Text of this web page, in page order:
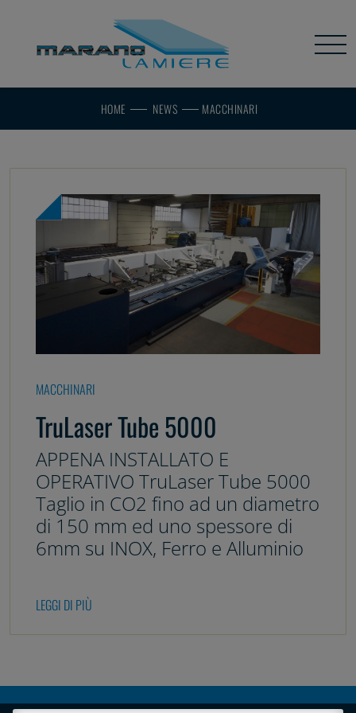
HOME NEWS MACCHINARI
MACCHINARI
TruLaser Tube 5000
APPENA INSTALLATO E
OPERATIVO TruLaser Tube 5000
Taglio in CO2 fino ad un diametro
di 150 mm ed uno spessore di
6mm su INOX, Ferro e Alluminio
LEGGI DI PIÙ